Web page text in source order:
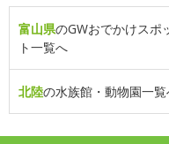
富山県のGWおでかけスポ
ト一覧へ
北陸の水族館・動物園一